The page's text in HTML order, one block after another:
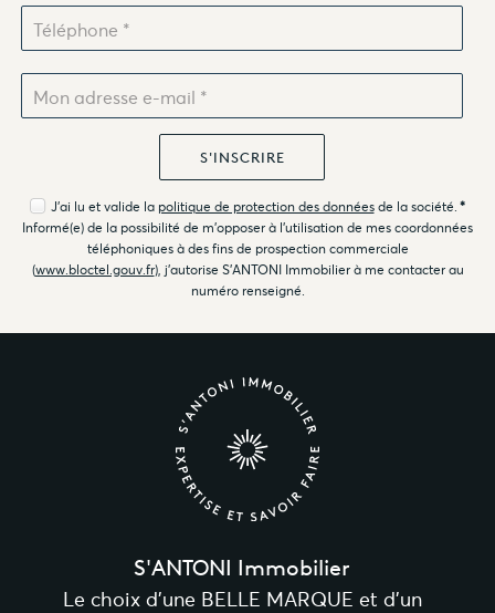
J'ai lu et valide la politique de protection des donnéesde la société. *
Informé(e) de la possibilité de m'opposer à l'utilisation de mes coordonnées
téléphoniques à des fins de prospection commerciale
(www.bloctel.gouv.fr), j'autorise S'ANTONI Immobilier à me contacter au
numéro renseigné.
S'ANTONI Immobilier
Le choix d’une BELLE MARQUE et d’un